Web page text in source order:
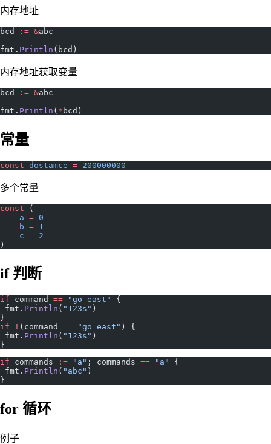
内存地址
bcd := &abc
fmt. Println (bcd)
内存地址获取变量
bcd := &abc
fmt. Println ( * bcd)
常量
const dostamce = 200000000
多个常量
const (
    a
= 0
    b
= 1
    c
= 2
)
if 判断
if command == "go east"
{
fmt. Println ( "123s" )
}
if ! (command == "go east" ) {
fmt. Println ( "123s" )
}
if commands := "a" ; commands == "a"
{
fmt. Println ( "abc" )
}
for 循环
例子